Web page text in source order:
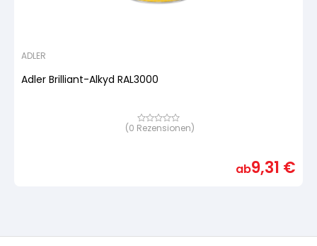
ADLER
Adler Brilliant-Alkyd RAL3000
Bewertet
(0 Rezensionen)
ab9,31 €